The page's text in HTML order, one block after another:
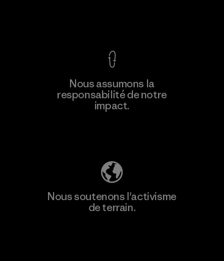
plusNous assumons la
responsabilité de notre
impact.
Nous soutenons l'activisme
de terrain.